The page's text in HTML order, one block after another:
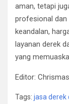
aman, tetapi
profesional dan
keandalan,
layanan derek
yang
Editor:
Tags: jasa derek